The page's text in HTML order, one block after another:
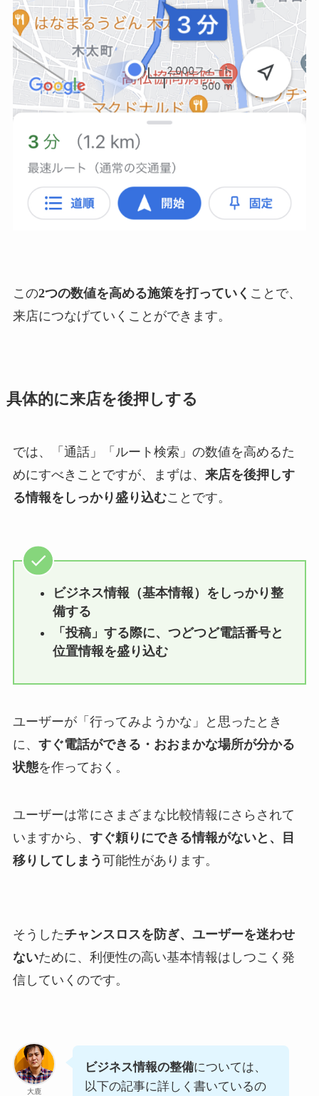
この2つの数値を高める施策を打っていく ことで、
来店につなげていくことができます。
具体的に来店を後押しする
では、「通話」「ルート検索」の数値を高めるた
めにすべきことですが、まずは、 来店を後押しす
る情報をしっかり盛り込むことです。
ビジネス情報（基本情報）をしっかり整
備する
「投稿」する際に、つどつど電話番号と
位置情報を盛り込む
ユーザーが「行ってみようかな」と思ったとき
に、 すぐ電話ができる・おおまかな場所が分かる
状態を作っておく。
ユーザーは常にさまざまな比較情報にさらされて
いますから、 すぐ頼りにできる情報がないと、目
移りしてしまう 可能性があります。
そうしたチャンスロスを防ぎ、ユーザーを迷わせ
ないために、利便性の高い基本情報はしつこく発
信していくのです。
大鹿
ビジネス情報の整備については、
以下の記事に詳しく書いているの